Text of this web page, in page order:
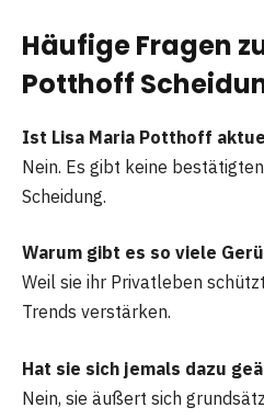
Häufige Fragen
Potthoff
Ist Lisa Maria Potthoff
Nein. Es gibt keine
Scheidung.
Warum gibt es so viele
Weil sie ihr Privatleben
Trends verstärken.
Hat sie sich jemals dazu
Nein, sie äußert sich